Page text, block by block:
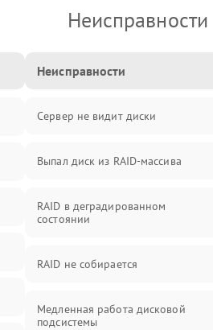
Неисправности
Сервер не видит диски
Выпал диск из RAID-массива
RAID в деградированном
состоянии
RAID не собирается
Медленная работа дисковой
подсистемы